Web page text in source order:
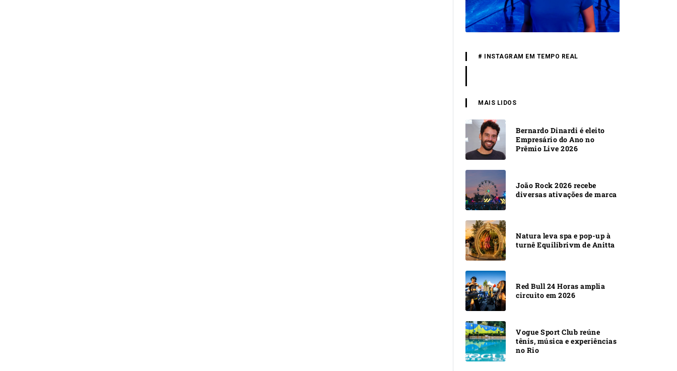
# INSTAGRAM EM TEMPO REAL
MAIS LIDOS
Bernardo Dinardi é eleito
Empresário do Ano no
Prêmio Live 2026
João Rock 2026 recebe
diversas ativações de marca
Natura leva spa e pop-up à
turnê Equilibrivm de Anitta
Red Bull 24 Horas amplia
circuito em 2026
Vogue Sport Club reúne
tênis, música e experiências
no Rio